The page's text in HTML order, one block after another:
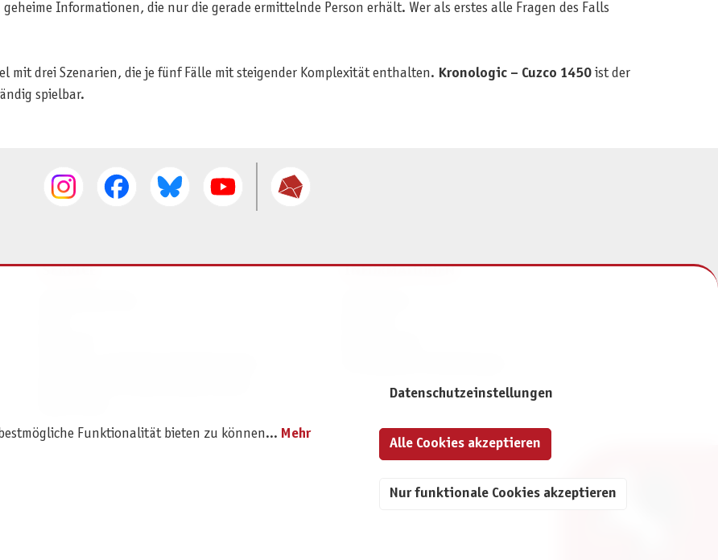
Informationen, die nur die gerade ermittelnde Person erhält. Wer als erstes alle Fragen des Falls
mit drei Szenarien, die je fünf Fälle mit steigender Komplexität enthalten. Kronologic – Cuzco 1450ist der
spielbar.
SERVICE INFORMATIONEN
Funktionalität bieten zu können... Mehr
Datenschutzeinstellungen
Nur funktionale Cookies akzeptieren
Alle Cookies akzeptieren